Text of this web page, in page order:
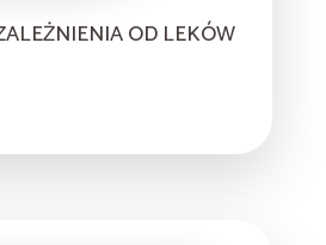
OD LEKÓW